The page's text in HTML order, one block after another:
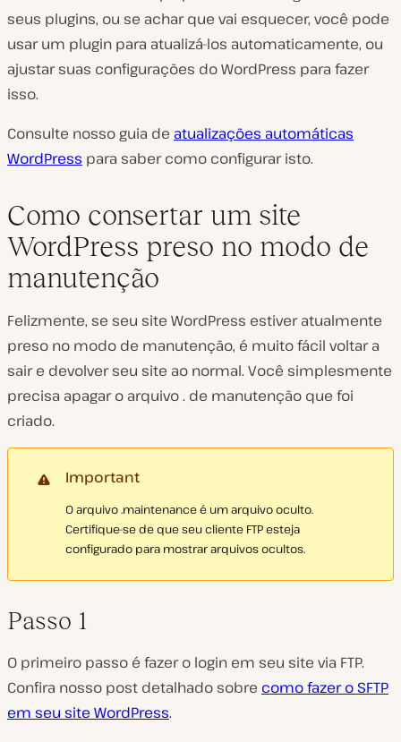
seus plugins, ou se achar que vai esquecer, você pode
usar um plugin para atualizá-los automaticamente, ou
ajustar suas configurações do WordPress para fazer
isso.
Consulte nosso guia de atualizações automáticas
WordPress para saber como configurar isto.
Como consertar um site
WordPress preso no modo de
manutenção
Felizmente, se seu site WordPress estiver atualmente
preso no modo de manutenção, é muito fácil voltar a
sair e devolver seu site ao normal. Você simplesmente
precisa apagar o arquivo . de manutenção que foi
criado.
Important
O arquivo .maintenance é um arquivo oculto.
Certifique-se de que seu cliente FTP esteja
configurado para mostrar arquivos ocultos.
Passo 1
O primeiro passo é fazer o login em seu site via FTP.
Confira nosso post detalhado sobre como fazer o SFTP
em seu site WordPress.